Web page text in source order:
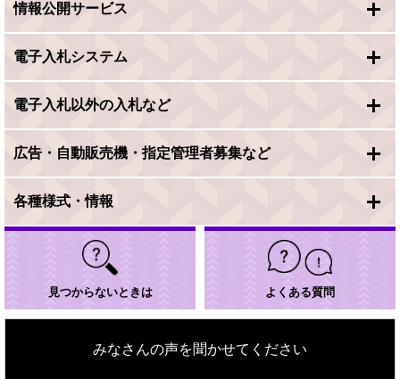
情報公開サービス
電子入札システム
電子入札以外の入札など
広告・自動販売機・指定管理者募集など
各種様式・情報
見つからないときは よくある質問
みなさんの声を聞かせてください